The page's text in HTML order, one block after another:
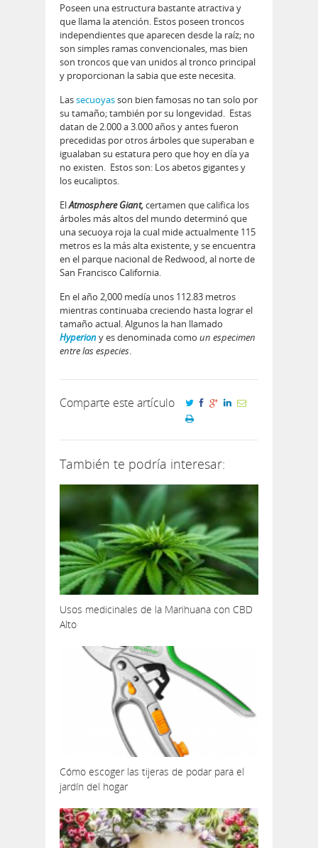
Poseen una estructura bastante atractiva y
que llama la atención. Estos poseen troncos
independientes que aparecen desde la raíz; no
son simples ramas convencionales, mas bien
son troncos que van unidos al tronco principal
y proporcionan la sabia que este necesita.
Lassecuoyasson bien famosas no tan solo por
su tamaño; también por su longevidad. Estas
datan de 2.000 a 3.000 años y antes fueron
precedidas por otros árboles que superaban e
igualaban su estatura pero que hoy en día ya
no existen. Estos son: Los abetos gigantes y
los eucaliptos.
ElAtmosphere Giant,certamen que califica los
árboles más altos del mundo determinó que
una secuoya roja la cual mide actualmente 115
metros es la más alta existente, y se encuentra
en el parque nacional de Redwood, al norte de
San Francisco California.
En el año 2,000 medí­a unos 112.83 metros
mientras continuaba creciendo hasta lograr el
tamaño actual. Algunos la han llamado
Hyperiony es denominada como un especimen
entre las especies.
Comparte este artículo
También te podría interesar:
Usos medicinales de la Marihuana con CBD
Alto
Cómo escoger las tijeras de podar para el
jardín del hogar